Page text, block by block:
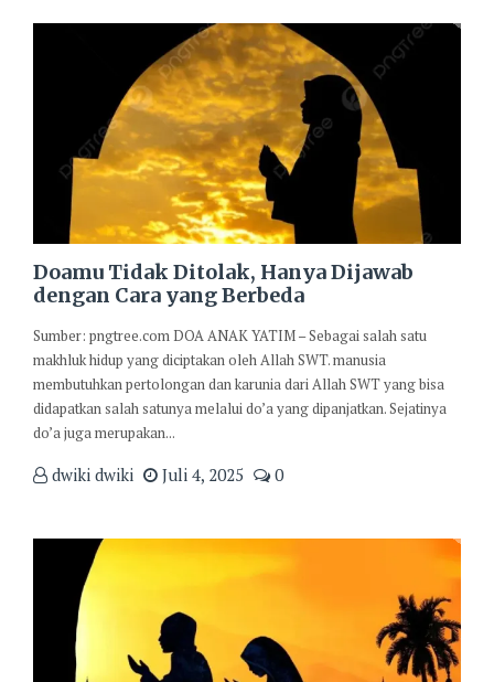
Doamu Tidak Ditolak, Hanya Dijawab
dengan Cara yang Berbeda
Sumber: pngtree.com DOA ANAK YATIM – Sebagai salah satu
makhluk hidup yang diciptakan oleh Allah SWT. manusia
membutuhkan pertolongan dan karunia dari Allah SWT yang bisa
didapatkan salah satunya melalui do’a yang dipanjatkan. Sejatinya
do’a juga merupakan...
dwiki dwiki Juli 4, 2025 0